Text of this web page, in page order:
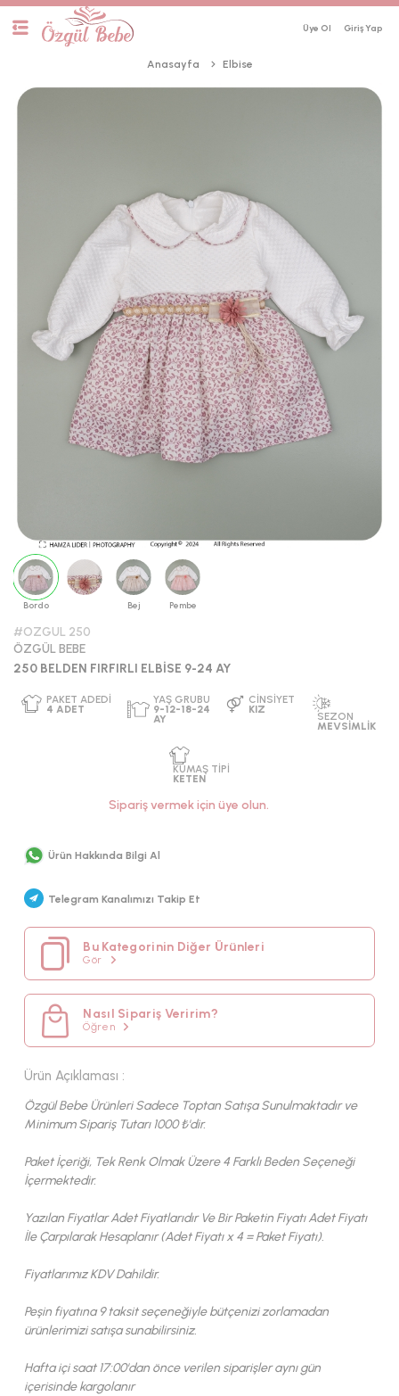
Üye Ol
Anasayfa Elbise
Bordo Bej Pembe
#OZGUL 250
ÖZGÜL BEBE
250 BELDEN FIRFIRLI ELBİSE 9-24 AY
YAŞ GRUBU
Sipariş vermek için üye olun.
Ürün Hakkında Bilgi Al
Telegram Kanalımızı Takip Et
Bu Kategorinin Diğer Ürünleri
Gör
Nasıl Sipariş Veririm?
Öğren
Ürün Açıklaması :
Özgül Bebe Ürünleri Sadece Toptan Satışa Sunulmaktadır ve
Minimum Sipariş Tutarı 1000 ₺'dir.
Paket İçeriği, Tek Renk Olmak Üzere 4 Farklı Beden Seçeneği
İçermektedir.
Yazılan Fiyatlar Adet Fiyatlarıdır Ve Bir Paketin Fiyatı Adet Fiyatı
İle Çarpılarak Hesaplanır (Adet Fiyatı x 4 = Paket Fiyatı).
Fiyatlarımız KDV Dahildir.
Peşin fiyatına 9 taksit seçeneğiyle bütçenizi zorlamadan
ürünlerimizi satışa sunabilirsiniz.
Hafta içi saat 17:00'dan önce verilen siparişler aynı gün
içerisinde kargolanır